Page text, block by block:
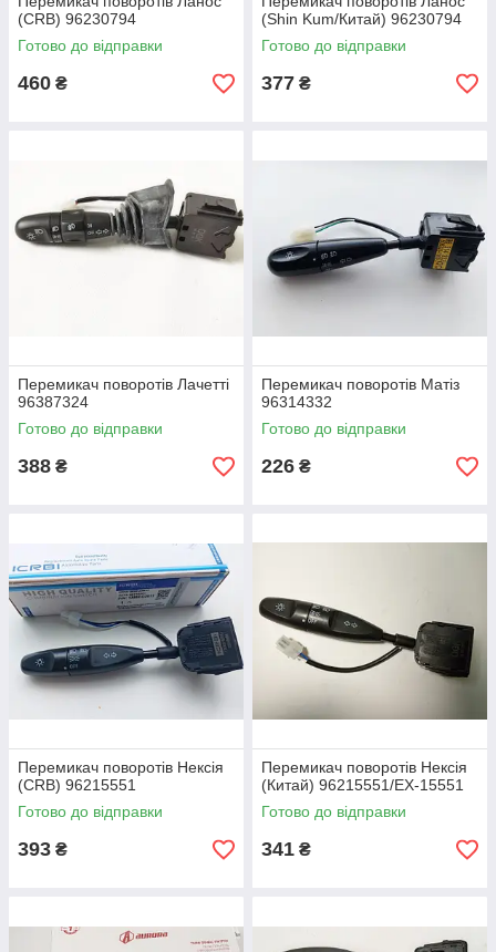
(CRB) 96230794
Готово до відправки
460 ₴
(Shin Kum/Китай) 96230794
Готово до відправки
377 ₴
Перемикач поворотів Лачетті
96387324
Готово до відправки
388 ₴
Перемикач поворотів Матіз
96314332
Готово до відправки
226 ₴
Перемикач поворотів Нексія
(CRB) 96215551
Готово до відправки
393 ₴
Перемикач поворотів Нексія
(Китай) 96215551/EX-15551
Готово до відправки
341 ₴